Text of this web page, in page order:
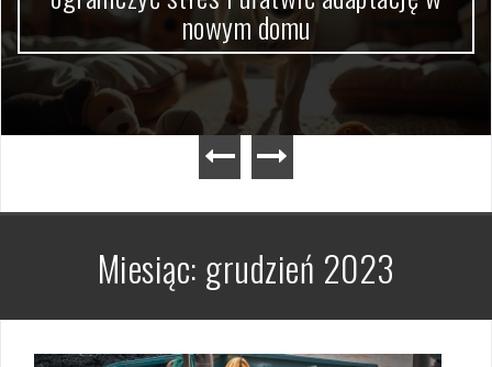
nowym domu
Miesiąc: grudzień 2023